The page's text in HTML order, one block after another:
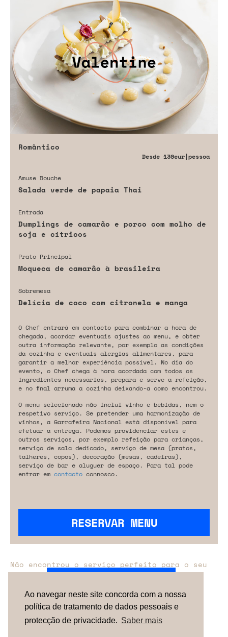
Ao navegar neste site concorda com a nossa
política de tratamento de dados pessoais e
protecção de privacidade. Saber mais
Romântico
Desde 130eur|pessoa
Amuse Bouche
Salada verde de papaia Thai
Entrada
Dumplings de camarão e porco com molho de
soja e cítricos
Prato Principal
Moqueca de camarão à brasileira
Sobremesa
Delícia de coco com citronela e manga
O Chef entrará em contacto para combinar a hora de
chegada, acordar eventuais ajustes ao menu, e obter
outra informação relevante, por exemplo as condições
da cozinha e eventuais alergias alimentares, para
garantir a melhor experiência possível. No dia do
evento, o Chef chega à hora acordada com todos os
ingredientes necessários, prepara e serve a refeição,
e no final arruma a cozinha deixando-a como encontrou.
O menu selecionado não inclui vinho e bebidas, nem o
respetivo serviço. Se pretender uma harmonização de
vinhos, a Garrafeira Nacional está disponível para
efetuar a entrega. Podemos providenciar estes e
outros serviços, por exemplo refeição para crianças,
serviço de sala dedicado, serviço de mesa (pratos,
talheres, copos), decoração (mesas, cadeiras),
serviço de bar e aluguer de espaço. Para tal pode
entrar em contacto connosco.
RESERVAR MENU
Não encontrou o serviço perfeito para o seu
evento?
Entre em contacto connosco.
TERMOS & CONDIÇÕES SOBRE NÓS
COMO
FUNCIONA
CONTACTOS
NEWSLETTER